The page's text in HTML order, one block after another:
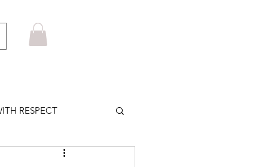
RESPECT